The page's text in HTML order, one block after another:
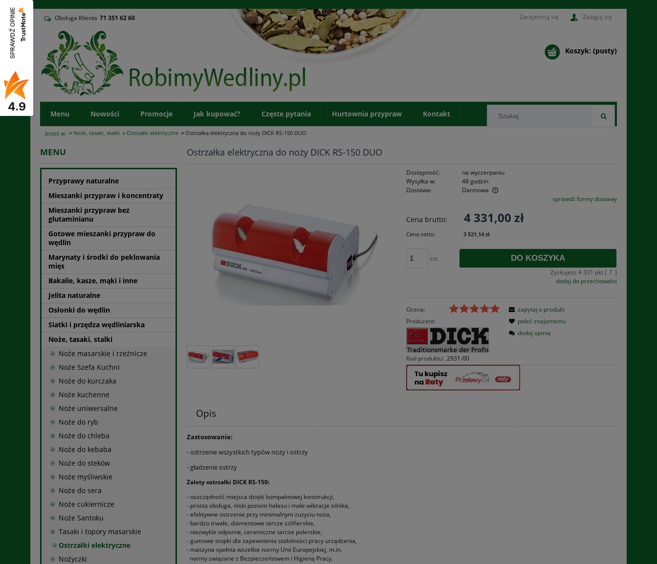
Obsługa Klienta 71 351 62 60 Zarejestruj się Zaloguj się
Koszyk: (pusty)
Menu Nowości Promocje Jak kupować? Częste pytania Hurtownia przypraw Kontakt
Jesteś w: » Noże, tasaki, stalki » Ostrzałki elektryczne » Ostrzałka elektryczna do noży DICK RS-150 DUO
MENU
Przyprawy naturalne
Mieszanki przypraw i koncentraty
Mieszanki przypraw bez
glutaminianu
Gotowe mieszanki przypraw do
wędlin
Marynaty i środki do peklowania
mięs
Bakalie, kasze, mąki i inne
Jelita naturalne
Osłonki do wędlin
Siatki i przędza wędliniarska
Noże, tasaki, stalki
Noże masarskie i rzeźnicze
Noże Szefa Kuchni
Noże do kurczaka
Noże kuchenne
Noże uniwersalne
Noże do ryb
Noże do chleba
Noże do kebaba
Noże do steków
Noże myśliwskie
Noże do sera
Noże cukiernicze
Noże Santoku
Tasaki i topory masarskie
Ostrzałki elektryczne
Nożyczki
Ostrzałka elektryczna do noży DICK RS-150 DUO
Dostępność:
na wyczerpaniu
Wysyłka w:
48 godzin
Dostawa:
Darmowa
sprawdź formy dostawy
Cena brutto: 4 331,00 zł
Cena netto: 3 521,14 zł
szt. DO KOSZYKA
Zyskujesz 4 331 pkt [ ? ]
dodaj do przechowalni
Ocena:
Producent:
Kod produktu: 2931-00
zapytaj o produkt
poleć znajomemu
dodaj opinię
Opis
Zastosowanie:
- ostrzenie wszystkich typów noży i ostrzy
- gładzenie ostrzy
Zalety ostrzałki DICK RS-150:
- oszczędność miejsca dzięki kompaktowej konstrukcji,
- prosta obsługa, niski poziom hałasu i małe wibracje silnika,
- efektywne ostrzenie przy minimalnym zużyciu noża,
- bardzo trwałe, diamentowe tarcze szlifierskie,
- niezwykle odporne, ceramiczne tarcze polerskie,
- gumowe stopki dla zapewnienia stabilności pracy urządzenia,
- maszyna spełnia wszelkie normy Unii Europejskiej, m.in.
normy związane z Bezpieczeństwem i Higieną Pracy.
SPRAWDŹ OPINIE
4.9